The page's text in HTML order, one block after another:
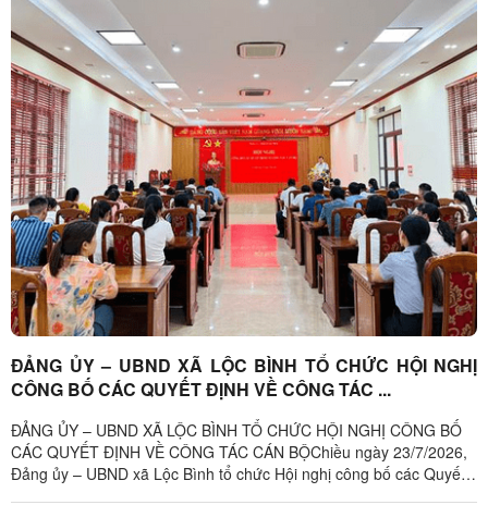
ĐẢNG ỦY – UBND XÃ LỘC BÌNH TỔ CHỨC HỘI NGHỊ
CÔNG BỐ CÁC QUYẾT ĐỊNH VỀ CÔNG TÁC ...
ĐẢNG ỦY – UBND XÃ LỘC BÌNH TỔ CHỨC HỘI NGHỊ CÔNG BỐ
CÁC QUYẾT ĐỊNH VỀ CÔNG TÁC CÁN BỘChiều ngày 23/7/2026,
Đảng ủy – UBND xã Lộc Bình tổ chức Hội nghị công bố các Quyết